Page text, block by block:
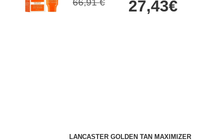
27,43€
LANCASTER GOLDEN TAN MAXIMIZER